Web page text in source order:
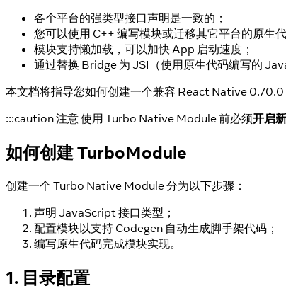
各个平台的强类型接口声明是一致的；
您可以使用 C++ 编写模块或迁移其它平台的原生
模块支持懒加载，可以加快 App 启动速度；
通过替换 Bridge 为 JSI（使用原生代码编写的
本文档将指导您如何创建一个兼容 React Native 0.70.0
:::caution 注意 使用 Turbo Native Module 前必须开启
如何创建 TurboModule
创建一个 Turbo Native Module 分为以下步骤：
声明 JavaScript 接口类型；
配置模块以支持 Codegen 自动生成脚手架代码；
编写原生代码完成模块实现。
1. 目录配置